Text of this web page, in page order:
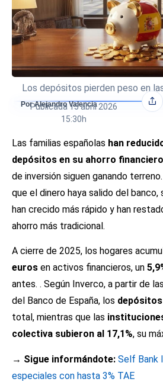
Los depósitos pierden peso en
Por Alejandro Valencia
Publicada 15 abril 2026
15:30h
Las familias españolas han
depósitos en su ahorro financiero
de inversión siguen ganando
que el dinero haya salido del
han crecido más rápido y han
ahorro más tradicional.
A cierre de 2025, los hogares
euros en activos financieros, un
antes. . Según Inverco, a partir de
del Banco de España, los depósitos
total, mientras que las
colectiva subieron al 17,1%, su
→ Sigue informándote: Self Bank
especiales con hasta 3% TAE